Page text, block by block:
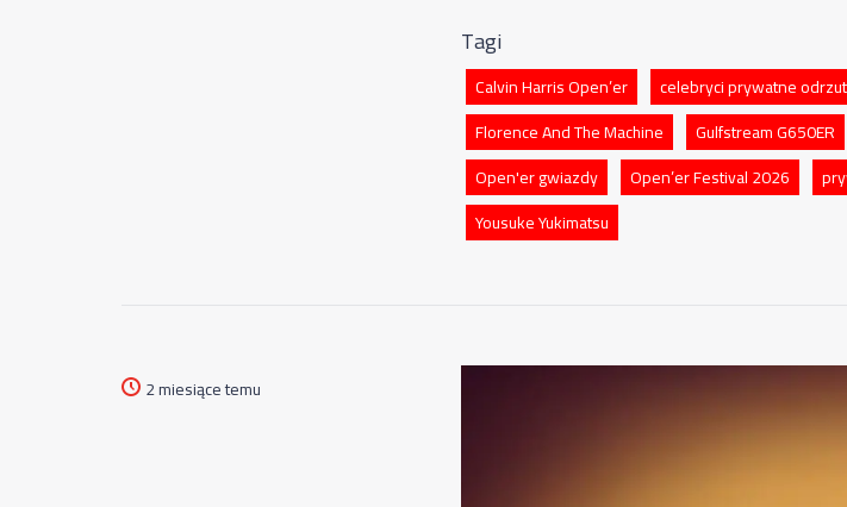
Tagi
Calvin Harris Open’er celebryci prywatne
Florence And The Machine
Gulfstream G650ER
Open'er gwiazdy
Open’er Festival 2026
Yousuke Yukimatsu
2 miesiące temu